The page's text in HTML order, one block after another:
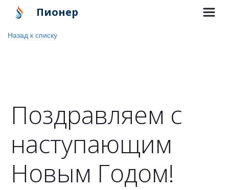
Пионер
Назад к списку
Поздравляем с
наступающим
Новым Годом!